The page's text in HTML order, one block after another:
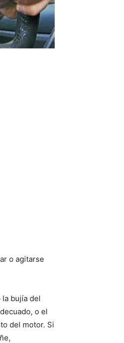
o agitarse
bujía del
o el
del motor. Si